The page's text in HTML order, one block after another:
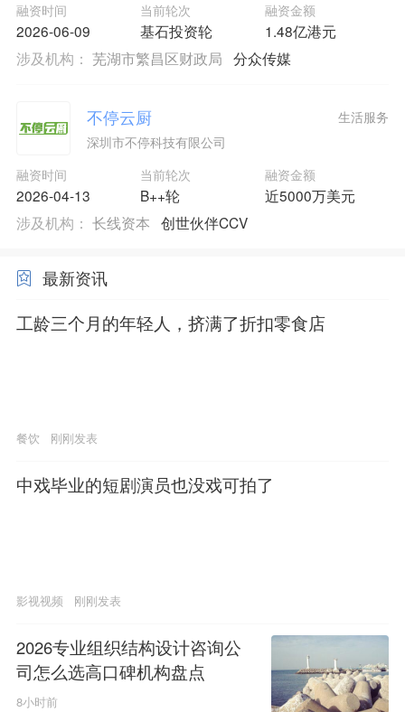
融资时间
2026-06-09
当前轮次
基石投资轮
融资金额
1.48亿港元
涉及机构： 芜湖市繁昌区财政局 分众传媒
不停云厨
深圳市不停科技有限公司
融资时间
2026-04-13
当前轮次
B++轮
融资金额
近5000万美元
生活服务
涉及机构： 长线资本 创世伙伴CCV
最新资讯
工龄三个月的年轻人，挤满了折扣零食店
餐饮 刚刚发表
中戏毕业的短剧演员也没戏可拍了
影视视频 刚刚发表
2026专业组织结构设计咨询公
司怎么选高口碑机构盘点
8小时前